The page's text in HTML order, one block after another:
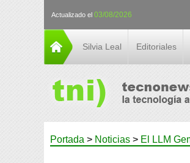
Actualizado el 03/08/2026
Silvia Leal Editoriales
Portada > Noticias > El LLM